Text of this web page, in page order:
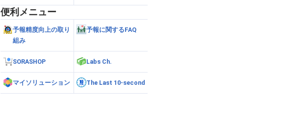
便利メニュー
予報精度向上の取り
組み
予報に関するFAQ
SORASHOP Labs Ch.
マイソリューション The Last 10-second